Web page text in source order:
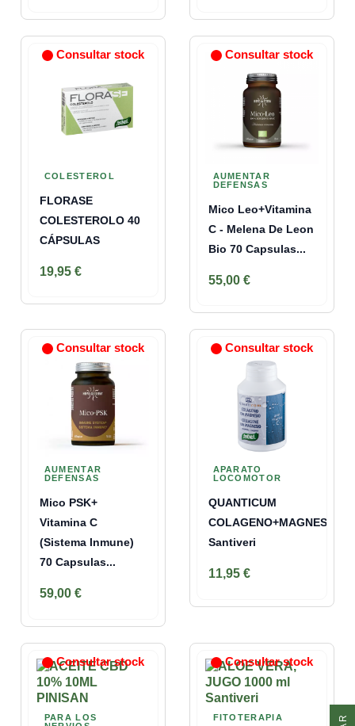
COLESTEROL
FLORASE
COLESTEROLO 40
CÁPSULAS
19,95 €
Consultar stock
AUMENTAR
DEFENSAS
Mico Leo+Vitamina
C - Melena De Leon
Bio 70 Capsulas...
55,00 €
Consultar stock
AUMENTAR
DEFENSAS
Mico PSK+
Vitamina C
(sistema Inmune)
70 Capsulas...
59,00 €
Consultar stock
APARATO
LOCOMOTOR
QUANTICUM
Santiveri
11,95 €
Consultar stock
PARA LOS
Consultar stock
FITOTERAPIA
Consultar stock